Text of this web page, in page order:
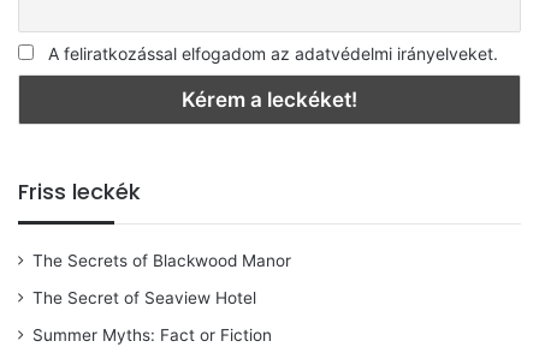
A feliratkozással elfogadom az adatvédelmi irányelveket.
Friss leckék
The Secrets of Blackwood Manor
The Secret of Seaview Hotel
Summer Myths: Fact or Fiction